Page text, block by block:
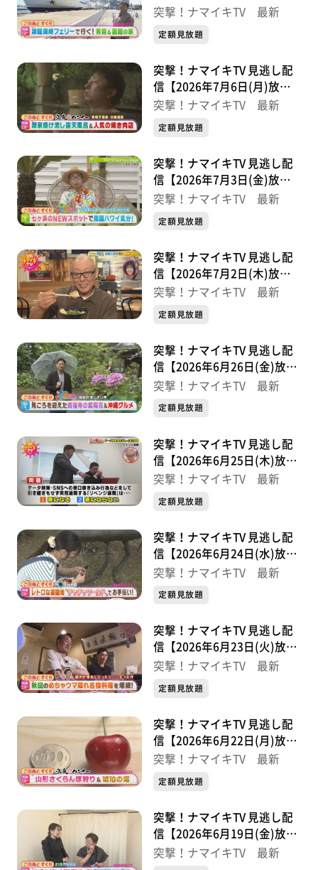
分】
突撃！ナマイキTV 最新
定額見放題
突撃！ナマイキTV 見逃し配
信【2026年7月6日(月)放送
分】
突撃！ナマイキTV 最新
定額見放題
突撃！ナマイキTV 見逃し配
信【2026年7月3日(金)放送
分】
突撃！ナマイキTV 最新
定額見放題
突撃！ナマイキTV 見逃し配
信【2026年7月2日(木)放送
分】
突撃！ナマイキTV 最新
定額見放題
突撃！ナマイキTV 見逃し配
信【2026年6月26日(金)放送
分】
突撃！ナマイキTV 最新
定額見放題
突撃！ナマイキTV 見逃し配
信【2026年6月25日(木)放送
分】
突撃！ナマイキTV 最新
定額見放題
突撃！ナマイキTV 見逃し配
信【2026年6月24日(水)放送
分】
突撃！ナマイキTV 最新
定額見放題
突撃！ナマイキTV 見逃し配
信【2026年6月23日(火)放送
分】
突撃！ナマイキTV 最新
定額見放題
突撃！ナマイキTV 見逃し配
信【2026年6月22日(月)放送
分】
突撃！ナマイキTV 最新
定額見放題
突撃！ナマイキTV 見逃し配
信【2026年6月19日(金)放送
分】
突撃！ナマイキTV 最新